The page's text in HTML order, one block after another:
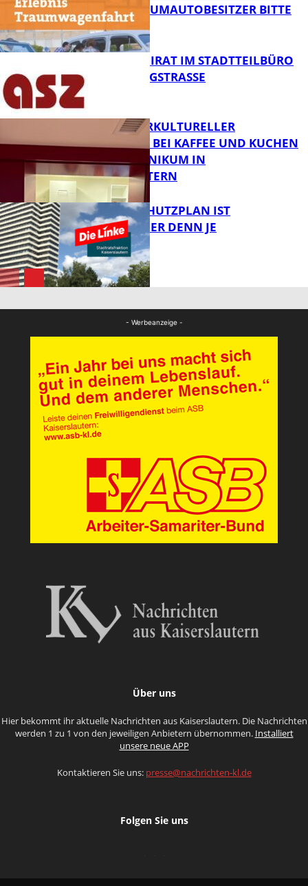
FB News
FB News
ZWECK – TRAUMAUTOBESITZER BITTE
MELDEN!
FB News
SENIORENBEIRAT IM STADTTEILBÜRO
IN DER KÖNIGSTRASSE
FB Gesundheit
NEUER INTERKULTURELLER
TREFFPUNKT BEI KAFFEE UND KUCHEN
IM PFALZKLINIKUM IN
KAISERSLAUTERN
EIN HITZESCHUTZPLAN IST
NOTWENDIGER DENN JE
- Werbeanzeige -
Über uns
Hier bekommt ihr aktuelle Nachrichten aus Kaiserslautern. Die Nachrichten
werden 1 zu 1 von den jeweiligen Anbietern übernommen. Installiert
unsere neue APP
Kontaktieren Sie uns: presse@nachrichten-kl.de
Folgen Sie uns